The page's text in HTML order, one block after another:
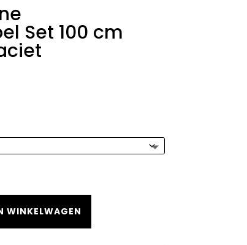
Set 100 cm
WINKELWAGEN